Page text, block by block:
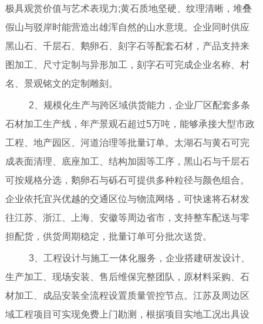
极具观赏价值与艺术表现力;黄石质地坚硬、纹理清晰，堆叠
假山与驳岸时能营造出雄浑自然的山水意境。企业同时供应
黑山石、千层石、鹅卵石、刻字石等配套石材，产品支持来
图加工、尺寸定制与异形加工，刻字石可完成企业名称、村
名、景观铭文的定制雕刻。
2、规模化生产与跨区域供货能力，企业厂区配套多条
石材加工生产线，年产景观石超过5万吨，能够承接大型市政
工程、地产园区、河道治理等批量订单。太湖石与黄石可完
成表面清理、底座加工、结构加固等工序，黑山石与千层石
可按规格分选，鹅卵石与砾石可提供多种粒径与颜色组合。
企业依托宜兴优越的交通区位与物流网络，可快速将石材发
往江苏、浙江、上海、安徽等周边省市，支持整车配送与零
担配货，供货周期稳定，批量订单可分批次送货。
3、工程设计与施工一体化服务，企业搭建研发设计、
生产加工、现场安装、售后维保完整团队，原材料采购、石
材加工、成品安装全流程设置质量管控节点。江苏及周边区
域工程项目可实现免费上门勘测，根据项目实地工况出具设